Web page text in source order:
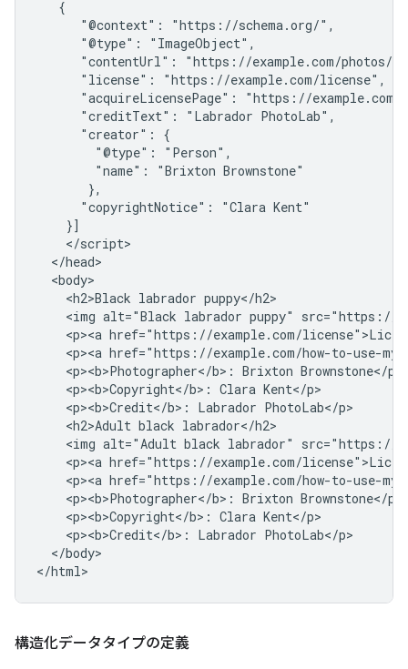
   {
      "@context": "https://schema.org/",
      "@type": "ImageObject",
"contentUrl": "https://example.com/photos/
      "license": "https://example.com/license",
"acquireLicensePage": "https://example.com/
      "creditText": "Labrador PhotoLab",
      "creator": {
        "@type": "Person",
        "name": "Brixton Brownstone"
       },
      "copyrightNotice": "Clara Kent"
    }]
    </script>
  </head>
  <body>
    <h2>Black labrador puppy</h2>
<img alt="Black labrador puppy"
<p><a href="https://example.com/
<p><a href="https://example.com/how-to-use-
    <p><b>Photographer</b>: Brixton Brownstone</p>
    <p><b>Copyright</b>: Clara Kent</p>
    <p><b>Credit</b>: Labrador PhotoLab</p>
    <h2>Adult black labrador</h2>
<img alt="Adult black labrador"
<p><a href="https://example.com/
<p><a href="https://example.com/how-to-use-
    <p><b>Photographer</b>: Brixton Brownstone</p>
    <p><b>Copyright</b>: Clara Kent</p>
    <p><b>Credit</b>: Labrador PhotoLab</p>
  </body>
</html>
構造化データタイプの定義